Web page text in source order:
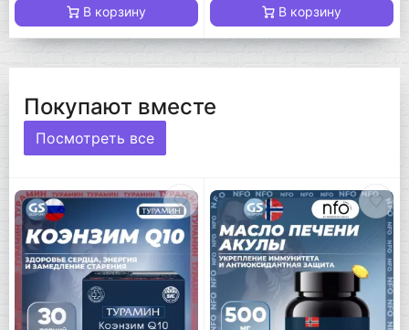
В корзину В корзину
Покупают вместе
Посмотреть все